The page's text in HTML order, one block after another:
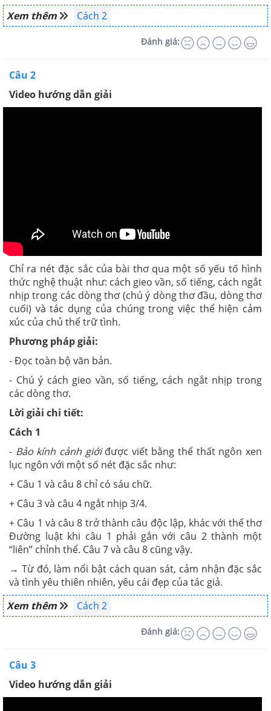
Xem thêm
Cách 2
Đánh giá:
Câu 2
Video hướng dẫn giải
Chỉ ra nét đặc sắc của bài thơ qua một số yếu tố hình
thức nghệ thuật như: cách gieo vần, số tiếng, cách ngắt
nhịp trong các dòng thơ (chú ý dòng thơ đầu, dòng thơ
cuối) và tác dụng của chúng trong việc thể hiện cảm
xúc của chủ thể trữ tình.
Phương pháp giải:
- Đọc toàn bộ văn bản.
- Chú ý cách gieo vần, số tiếng, cách ngắt nhịp trong
các dòng thơ.
Lời giải chi tiết:
Cách 1
- Bảo kính cảnh giớiđược viết bằng thể thất ngôn xen
lục ngôn với một số nét đặc sắc như:
+ Câu 1 và câu 8 chỉ có sáu chữ.
+ Câu 3 và câu 4 ngắt nhịp 3/4.
+ Câu 1 và câu 8 trở thành câu độc lập, khác với thể thơ
Đường luật khi câu 1 phải gắn với câu 2 thành một
“liên” chỉnh thể. Câu 7 và câu 8 cũng vậy.
→ Từ đó, làm nổi bật cách quan sát, cảm nhận đặc sắc
và tình yêu thiên nhiên, yêu cái đẹp của tác giả.
Xem thêm
Cách 2
Đánh giá:
Câu 3
Video hướng dẫn giải